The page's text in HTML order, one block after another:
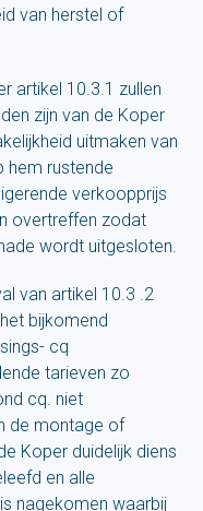
van herstel of
artikel 10.3.1 zullen
zijn van de Koper
uitmaken van
hem rustende
verkoopprijs
overtreffen zodat
wordt uitgesloten.
van artikel 10.3 .2
bijkomend
cq
tarieven zo
cq. niet
de montage of
Koper duidelijk diens
en alle
nagekomen waarbij